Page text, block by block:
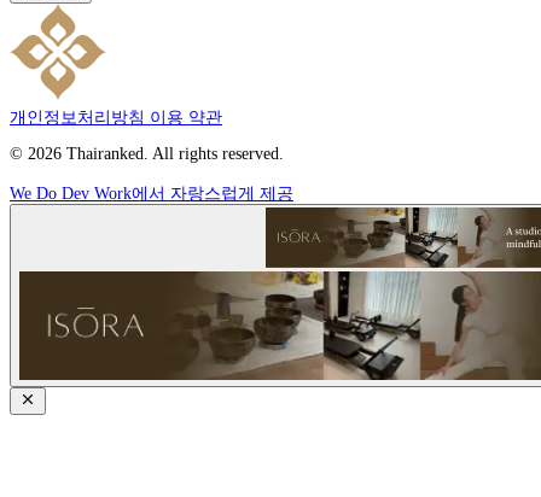
개인정보처리방침 이용 약관
© 2026 Thairanked. All rights reserved.
We Do Dev Work에서 자랑스럽게 제공